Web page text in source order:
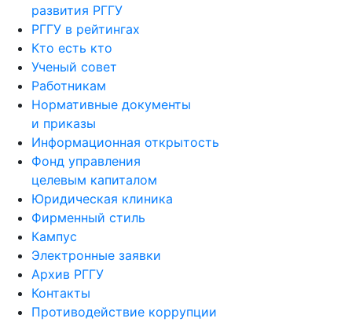
развития РГГУ
РГГУ в рейтингах
Кто есть кто
Ученый совет
Работникам
Нормативные документы
и приказы
Информационная открытость
Фонд управления
целевым капиталом
Юридическая клиника
Фирменный стиль
Кампус
Электронные заявки
Архив РГГУ
Контакты
Противодействие коррупции